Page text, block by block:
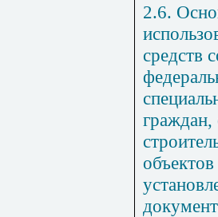
2.6.
средств